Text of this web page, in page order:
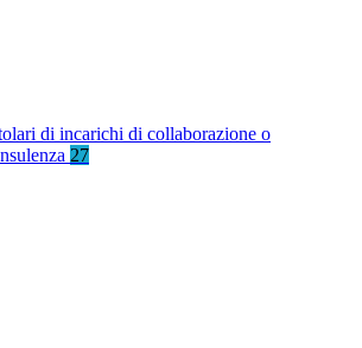
di incarichi di collaborazione o
27